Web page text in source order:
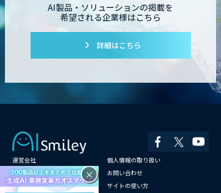
Dify開発支援
展示会の名刺を商談に変える
「GenLead」
AI製品・ソリューションの掲載を
希望される企業様はこちら
詳細はこちら
運営会社
個人情報の取り扱い
よくある質問
お問い合わせ
メールマガジン登録
サイトの使い方
×